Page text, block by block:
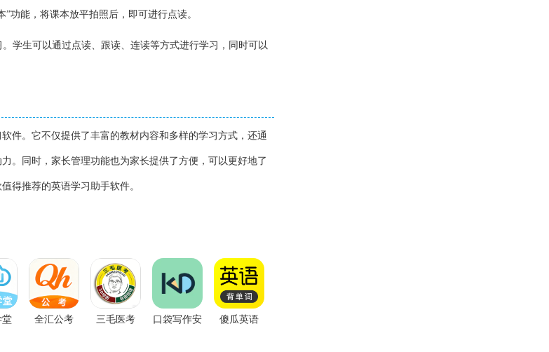
功能，将课本放平拍照后，即可进行点读。
学生可以通过点读、跟读、连读等方式进行学习，同时可以
件。它不仅提供了丰富的教材内容和多样的学习方式，还通
。同时，家长管理功能也为家长提供了方便，可以更好地了
得推荐的英语学习助手软件。
堂 全汇公考 三毛医考 口袋写作安 傻瓜英语